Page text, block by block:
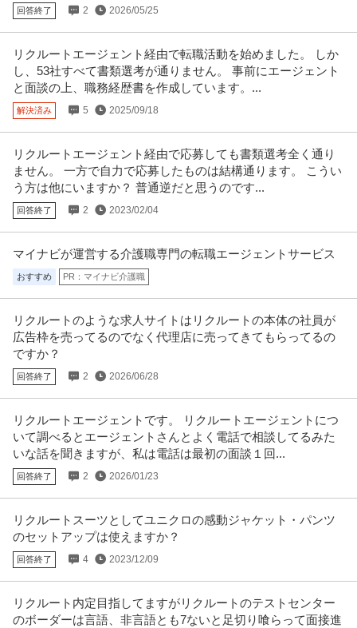
年収400万円〜600万円
【職種】営業＞法人営業 【業種】運輸・交通＞その他 ※会員属性などに応
この条件の求人をもっと見る
回答終了 2 2026/05/25
リクルートエージェント経由で転職活動を始めました。 しか
し、53社すべて書類選考が通りません。 事前にエージェント
と面談の上、職務経歴書を作成しています。...
解決済み 5 2025/09/18
リクルートエージェント経由で応募しても書類選考全く通り
ません。 一方で自力で応募したものは結構通ります。 こうい
う方は他にいますか？ 普通逆だと思うのです...
回答終了 2 2023/02/04
マイナビが運営する介護職専門の転職エージェントサービス
おすすめ PR：マイナビ介護職
リクルートのような求人サイトはリクルートの本体の社員が
広告枠を売ってるのでなく代理店に売ってきてもらってるの
ですか？
回答終了 2 2026/06/28
リクルートエージェントです。 リクルートエージェントにつ
いて調べるとエージェントさんとよく電話で相談してるみた
いな話を聞きますが、私は電話は最初の面談１回...
回答終了 2 2026/01/23
リクルートスーツとしてユニクロの感動ジャケット・パンツ
のセットアップは使えますか？
回答終了 4 2023/12/09
リクルート内定目指してますがリクルートのテストセンター
のボーダーは言語、非言語とも7ないと足切り喰らって面接進